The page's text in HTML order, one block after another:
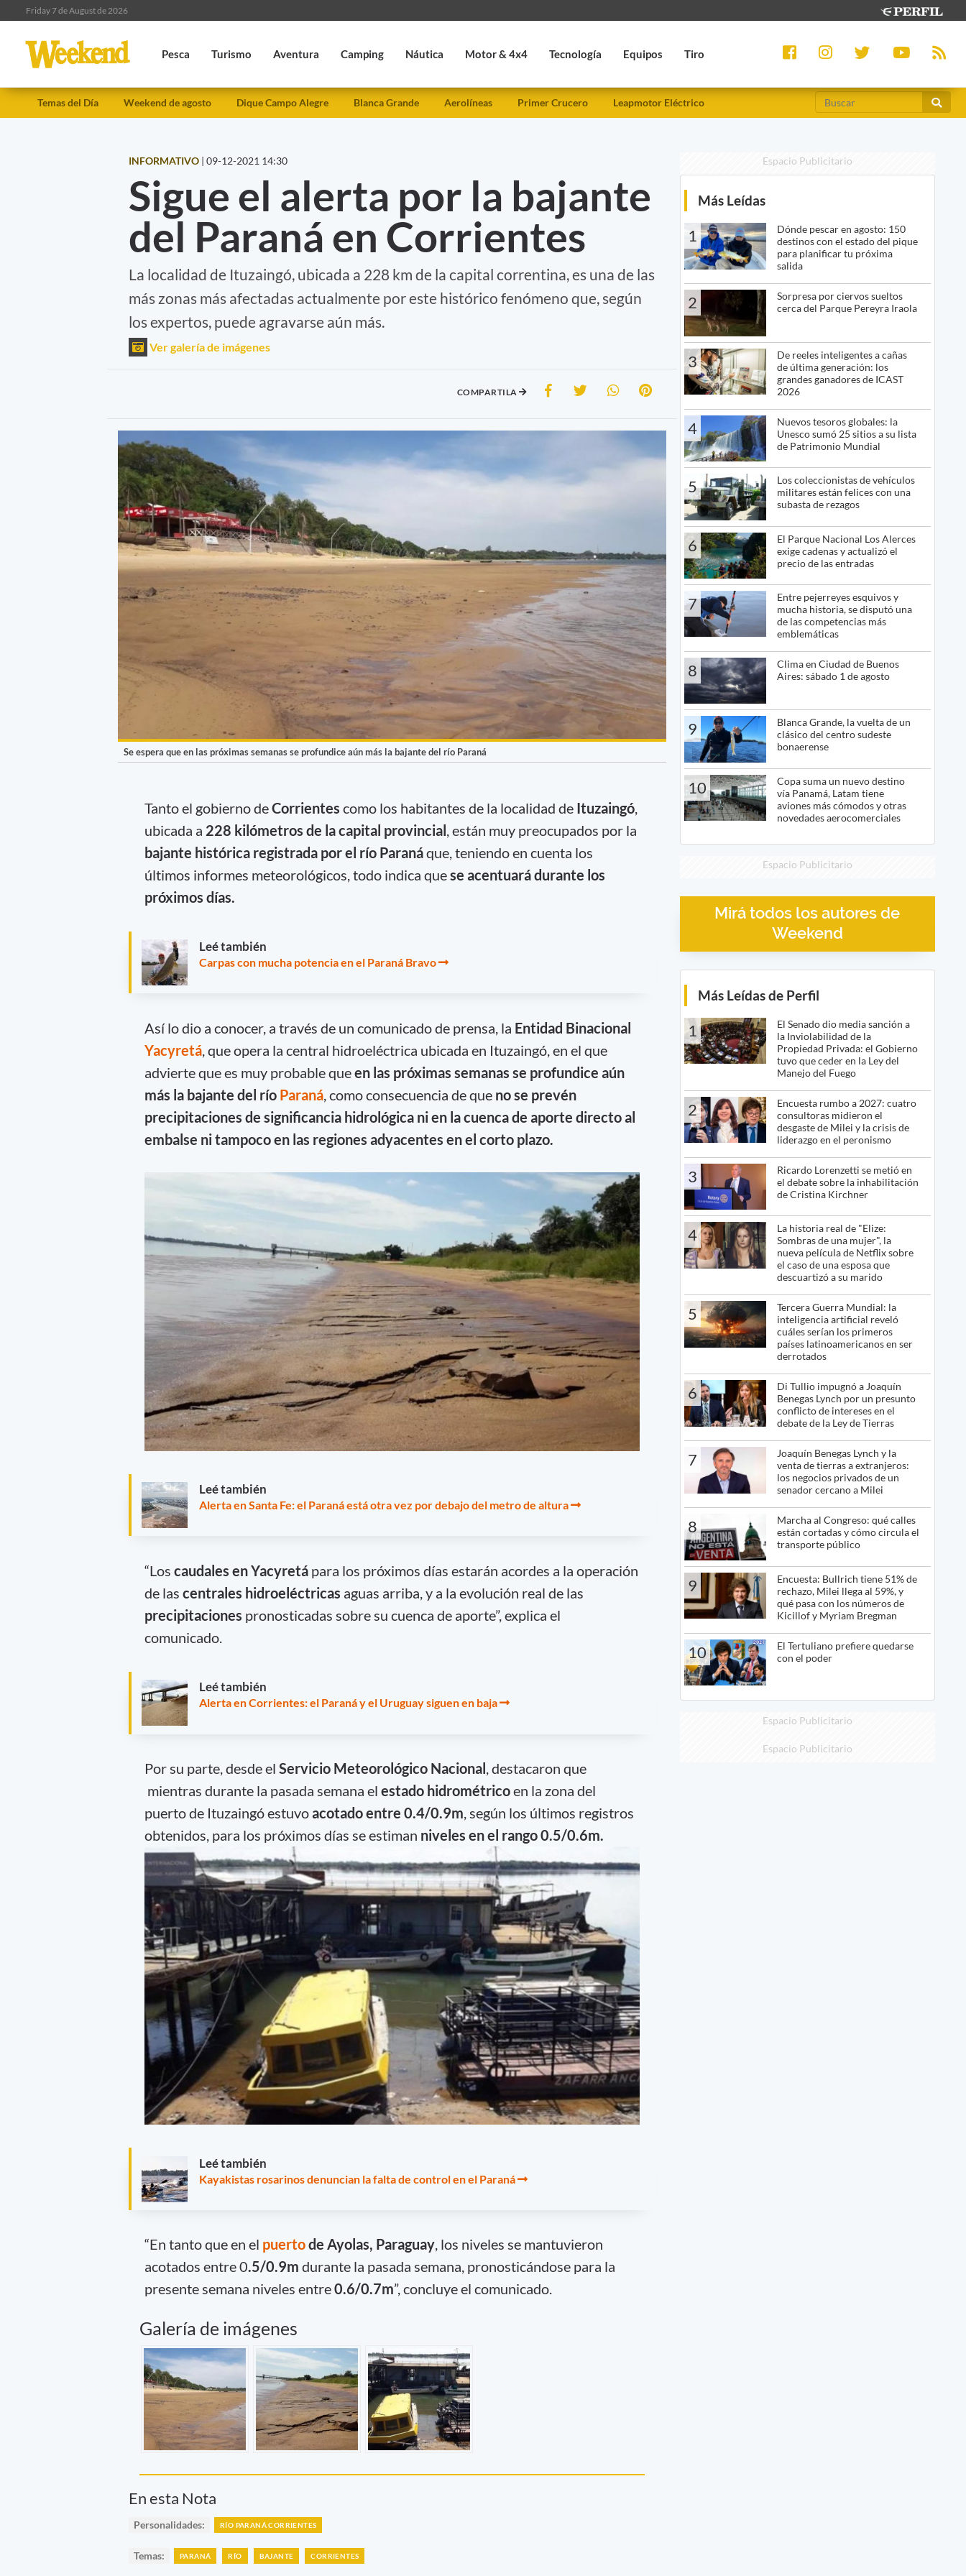
Friday 7 de August de 2026
Pesca Turismo Aventura Camping Náutica Motor & 4x4 Tecnología Equipos Tiro
Temas del Día Weekend de agosto Dique Campo Alegre Blanca Grande Aerolíneas Primer Crucero Leapmotor Eléctrico
INFORMATIVO | 09-12-2021 14:30
Sigue el alerta por la bajante
del Paraná en Corrientes
La localidad de Ituzaingó, ubicada a 228 km de la capital correntina, es una de las
más zonas más afectadas actualmente por este histórico fenómeno que, según
los expertos, puede agravarse aún más.
Ver galería de imágenes
COMPARTILA
Se espera que en las próximas semanas se profundice aún más la bajante del río Paraná
Tanto el gobierno deCorrientes como los habitantes de la localidad de Ituzaingó,
ubicada a 228 kilómetros de la capital provincial , están muy preocupados por la
bajante histórica registrada por el río Paranáque, teniendo en cuenta los
últimos informes meteorológicos, todo indica quese acentuará durante los
próximos días.
Leé también
Carpas con mucha potencia en el Paraná Bravo
Así lo dio a conocer, a través de un comunicado de prensa, la Entidad Binacional
Yacyretá, que opera la central hidroeléctrica ubicada en Ituzaingó, en el que
advierte que es muy probable queen las próximas semanas se profundice aún
más la bajante del río Paraná, como consecuencia de que no se prevén
precipitaciones de significancia hidrológica ni en la cuenca de aporte directo al
embalse ni tampoco en las regiones adyacentes en el corto plazo.
Leé también
Alerta en Santa Fe: el Paraná está otra vez por debajo del metro de altura
“Los caudales en Yacyretápara los próximos días estarán acordes a la operación
de las centrales hidroeléctricas aguas arriba, y a la evolución real de las
precipitaciones pronosticadas sobre su cuenca de aporte”, explica el
comunicado.
Leé también
Alerta en Corrientes: el Paraná y el Uruguay siguen en baja
Por su parte, desde el Servicio Meteorológico Nacional, destacaron que
mientras durante la pasada semana el estado hidrométricoen la zona del
puerto de Ituzaingó estuvoacotado entre 0.4/0.9m, según los últimos registros
obtenidos, para los próximos días se estiman niveles en el rango 0.5/0.6m.
Leé también
Kayakistas rosarinos denuncian la falta de control en el Paraná
“En tanto que en el puertode Ayolas, Paraguay, los niveles se mantuvieron
acotados entre 0.5/0.9m durante la pasada semana, pronosticándose para la
presente semana niveles entre0.6/0.7m”, concluye el comunicado.
Galería de imágenes
En esta Nota
Personalidades: RÍO PARANÁ CORRIENTES
Temas: PARANÁ RÍO BAJANTE CORRIENTES
Espacio Publicitario
Más Leídas
1
Dónde pescar en agosto: 150
destinos con el estado del pique
para planificar tu próxima
salida
2
Sorpresa por ciervos sueltos
cerca del Parque Pereyra Iraola
3
De reeles inteligentes a cañas
de última generación: los
grandes ganadores de ICAST
2026
4
Nuevos tesoros globales: la
Unesco sumó 25 sitios a su lista
de Patrimonio Mundial
5
Los coleccionistas de vehículos
militares están felices con una
subasta de rezagos
6
El Parque Nacional Los Alerces
exige cadenas y actualizó el
precio de las entradas
7
Entre pejerreyes esquivos y
mucha historia, se disputó una
de las competencias más
emblemáticas
8
Clima en Ciudad de Buenos
Aires: sábado 1 de agosto
9
Blanca Grande, la vuelta de un
clásico del centro sudeste
bonaerense
10
Copa suma un nuevo destino
vía Panamá, Latam tiene
aviones más cómodos y otras
novedades aerocomerciales
Espacio Publicitario
Mirá todos los autores de
Weekend
Más Leídas de Perfil
1
El Senado dio media sanción a
la Inviolabilidad de la
Propiedad Privada: el Gobierno
tuvo que ceder en la Ley del
Manejo del Fuego
2
Encuesta rumbo a 2027: cuatro
consultoras midieron el
desgaste de Milei y la crisis de
liderazgo en el peronismo
3
Ricardo Lorenzetti se metió en
el debate sobre la inhabilitación
de Cristina Kirchner
4
La historia real de "Elize:
Sombras de una mujer", la
nueva película de Netflix sobre
el caso de una esposa que
descuartizó a su marido
5
Tercera Guerra Mundial: la
inteligencia artificial reveló
cuáles serían los primeros
países latinoamericanos en ser
derrotados
6
Di Tullio impugnó a Joaquín
Benegas Lynch por un presunto
conflicto de intereses en el
debate de la Ley de Tierras
7
Joaquín Benegas Lynch y la
venta de tierras a extranjeros:
los negocios privados de un
senador cercano a Milei
8
Marcha al Congreso: qué calles
están cortadas y cómo circula el
transporte público
9
Encuesta: Bullrich tiene 51% de
rechazo, Milei llega al 59%, y
qué pasa con los números de
Kicillof y Myriam Bregman
10
El Tertuliano prefiere quedarse
con el poder
Espacio Publicitario
Espacio Publicitario